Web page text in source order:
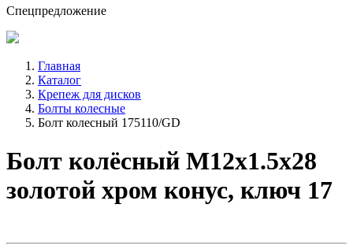
Спецпредложение
Главная
Каталог
Крепеж для дисков
Болты колесные
Болт колесный 175110/GD
Болт колёсный М12x1.5x28
золотой хром конус, ключ 17